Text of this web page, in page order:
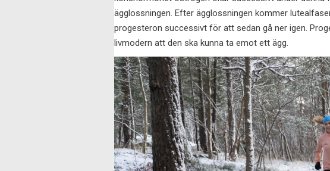
ägglossningen. Efter ägglossningen kommer
progesteron successivt för att sedan gå ner igen.
livmodern att den ska kunna ta emot ett ägg.